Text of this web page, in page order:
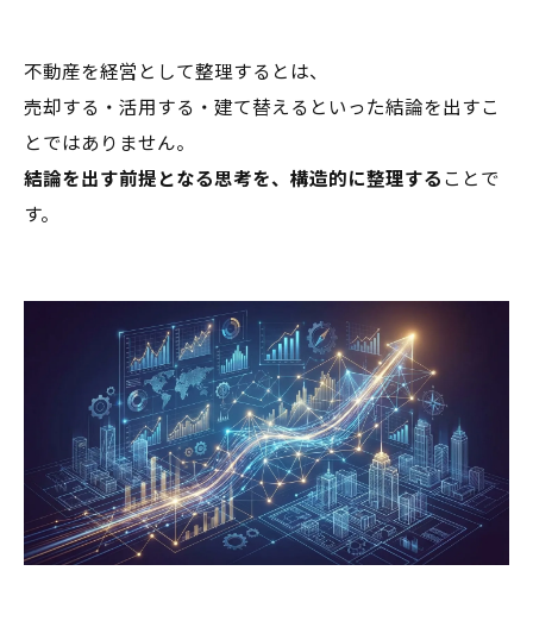
不動産を経営として整理するとは、
売却する・活用する・建て替えるといった結論を出すこ
とではありません。
結論を出す前提となる思考を、構造的に整理することで
す。